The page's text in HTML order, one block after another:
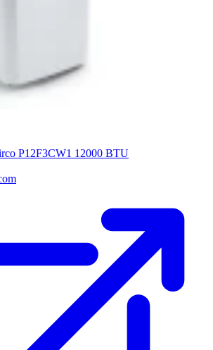
P12F3CW1 12000 BTU